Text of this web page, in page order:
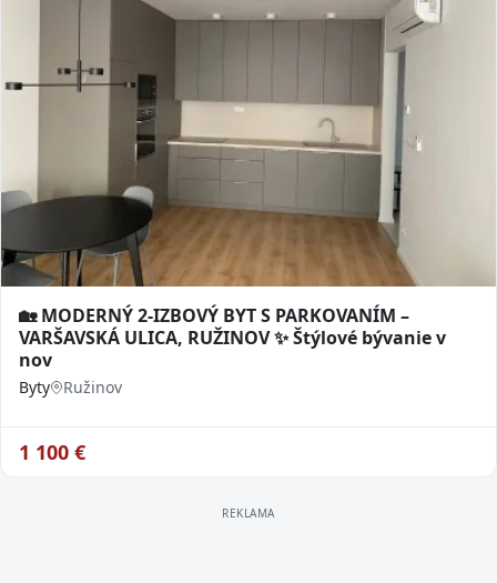
🏡 MODERNÝ 2-IZBOVÝ BYT S PARKOVANÍM –
VARŠAVSKÁ ULICA, RUŽINOV ✨ Štýlové bývanie v
nov
Byty Ružinov
1 100 €